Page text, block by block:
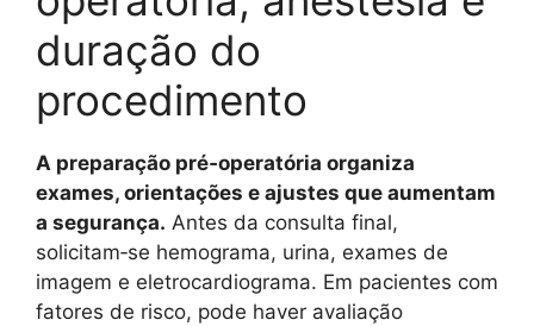
duração do
procedimento
A preparação pré‑operatória organiza
exames, orientações e ajustes que aumentam
a segurança. Antes da consulta final,
solicitam‑se hemograma, urina, exames de
imagem e eletrocardiograma. Em pacientes com
fatores de risco, pode haver avaliação